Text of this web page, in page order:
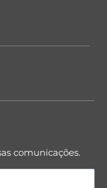
comunicações.